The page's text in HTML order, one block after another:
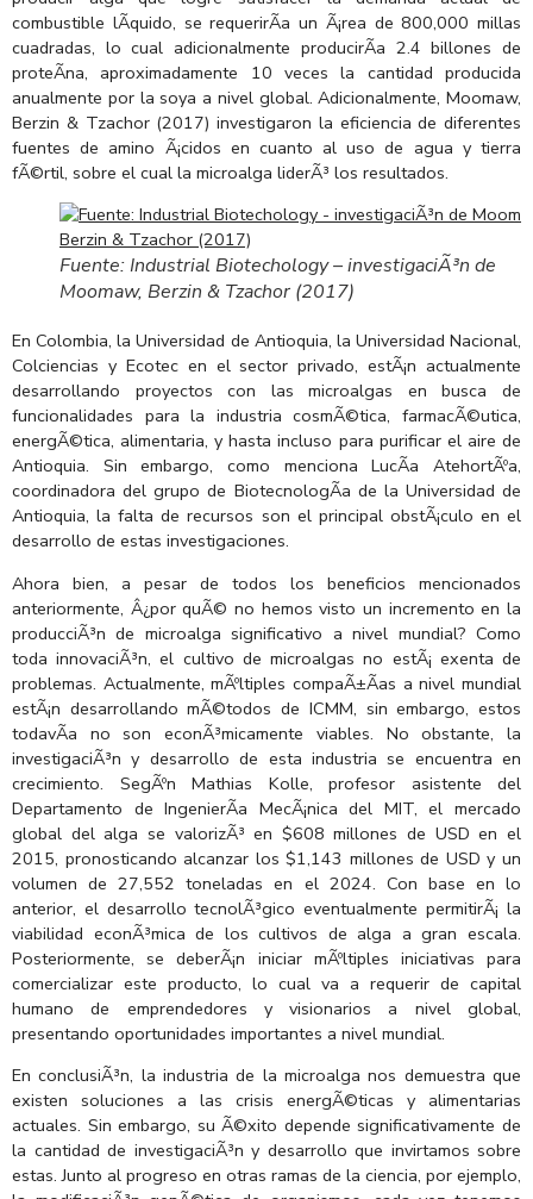
combustible lÃ­quido, se requerirÃ­a un Ã¡rea de 800,000 millas
cuadradas, lo cual adicionalmente producirÃ­a 2.4 billones de
proteÃ­na, aproximadamente 10 veces la cantidad producida
anualmente por la soya a nivel global. Adicionalmente, Moomaw,
Berzin & Tzachor (2017) investigaron la eficiencia de diferentes
fuentes de amino Ã¡cidos en cuanto al uso de agua y tierra
fÃ©rtil, sobre el cual la microalga liderÃ³ los resultados.
Fuente: Industrial Biotechology – investigaciÃ³n de
Moomaw, Berzin & Tzachor (2017)
En Colombia, la Universidad de Antioquia, la Universidad Nacional,
Colciencias y Ecotec en el sector privado, estÃ¡n actualmente
desarrollando proyectos con las microalgas en busca de
funcionalidades para la industria cosmÃ©tica, farmacÃ©utica,
energÃ©tica, alimentaria, y hasta incluso para purificar el aire de
Antioquia. Sin embargo, como menciona LucÃ­a AtehortÃºa,
coordinadora del grupo de BiotecnologÃ­a de la Universidad de
Antioquia, la falta de recursos son el principal obstÃ¡culo en el
desarrollo de estas investigaciones.
Ahora bien, a pesar de todos los beneficios mencionados
anteriormente, Â¿por quÃ© no hemos visto un incremento en la
producciÃ³n de microalga significativo a nivel mundial? Como
toda innovaciÃ³n, el cultivo de microalgas no estÃ¡ exenta de
problemas. Actualmente, mÃºltiples compaÃ±Ã­as a nivel mundial
estÃ¡n desarrollando mÃ©todos de ICMM, sin embargo, estos
todavÃ­a no son econÃ³micamente viables. No obstante, la
investigaciÃ³n y desarrollo de esta industria se encuentra en
crecimiento. SegÃºn Mathias Kolle, profesor asistente del
Departamento de IngenierÃ­a MecÃ¡nica del MIT, el mercado
global del alga se valorizÃ³ en $608 millones de USD en el
2015, pronosticando alcanzar los $1,143 millones de USD y un
volumen de 27,552 toneladas en el 2024. Con base en lo
anterior, el desarrollo tecnolÃ³gico eventualmente permitirÃ¡ la
viabilidad econÃ³mica de los cultivos de alga a gran escala.
Posteriormente, se deberÃ¡n iniciar mÃºltiples iniciativas para
comercializar este producto, lo cual va a requerir de capital
humano de emprendedores y visionarios a nivel global,
presentando oportunidades importantes a nivel mundial.
En conclusiÃ³n, la industria de la microalga nos demuestra que
existen soluciones a las crisis energÃ©ticas y alimentarias
actuales. Sin embargo, su Ã©xito depende significativamente de
la cantidad de investigaciÃ³n y desarrollo que invirtamos sobre
estas. Junto al progreso en otras ramas de la ciencia, por ejemplo,